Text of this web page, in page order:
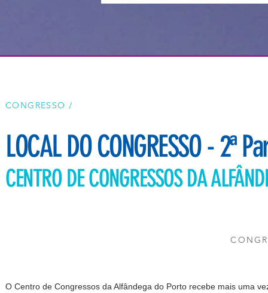
CONGRESSO /
LOCAL DO CONGRESSO - 2ª
CENTRO DE CONGRESSOS DA
O Centro de Congressos da Alfândega do Porto recebe mais uma